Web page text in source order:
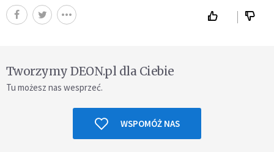
Tworzymy DEON.pl dla Ciebie
Tu możesz nas wesprzeć.
WSPOMÓŻ NAS